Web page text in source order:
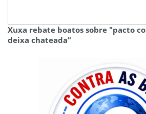
Xuxa rebate boatos sobre "pacto
deixa chateada”